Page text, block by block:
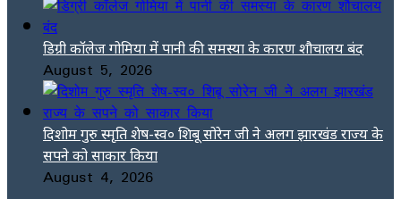
डिग्री कॉलेज गोमिया में पानी की समस्या के कारण शौचालय बंद
August 5, 2026
दिशोम गुरु स्मृति शेष-स्व० शिबू सोरेन जी ने अलग झारखंड राज्य के
सपने को साकार किया
August 4, 2026